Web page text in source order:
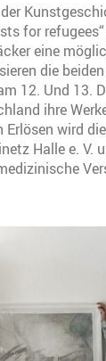
for
eine
die
12. Und 13.
ihre
wird
Halle e. V.